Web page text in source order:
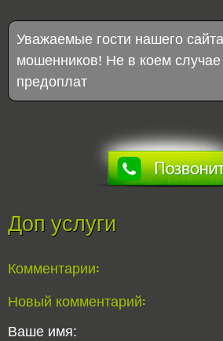
Уважаемые гости нашего
мошенников! Не в коем
предоплат
Доп услуги
Комментарии:
Новый комментарий:
Ваше имя: